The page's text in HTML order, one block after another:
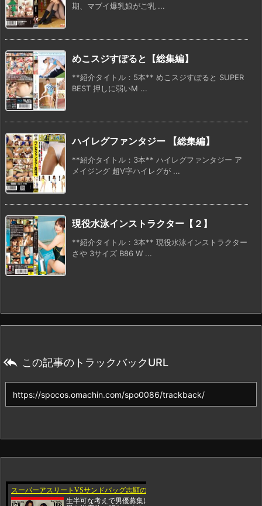
期、マブイ爆乳娘がご乳 ...
めこスジすぽると【総集編】
**紹介タイトル：5本** めこスジすぽると SUPER
BEST 押しに弱いM ...
ハイレグファンタジー 【総集編】
**紹介タイトル：3本** ハイレグファンタジー ア
メイジング 超V字ハイレグが ...
現役水泳インストラクター【２】
**紹介タイトル：3本** 現役水泳インストラクター
さや 3サイズ B86 W ...
 この記事のトラックバックURL